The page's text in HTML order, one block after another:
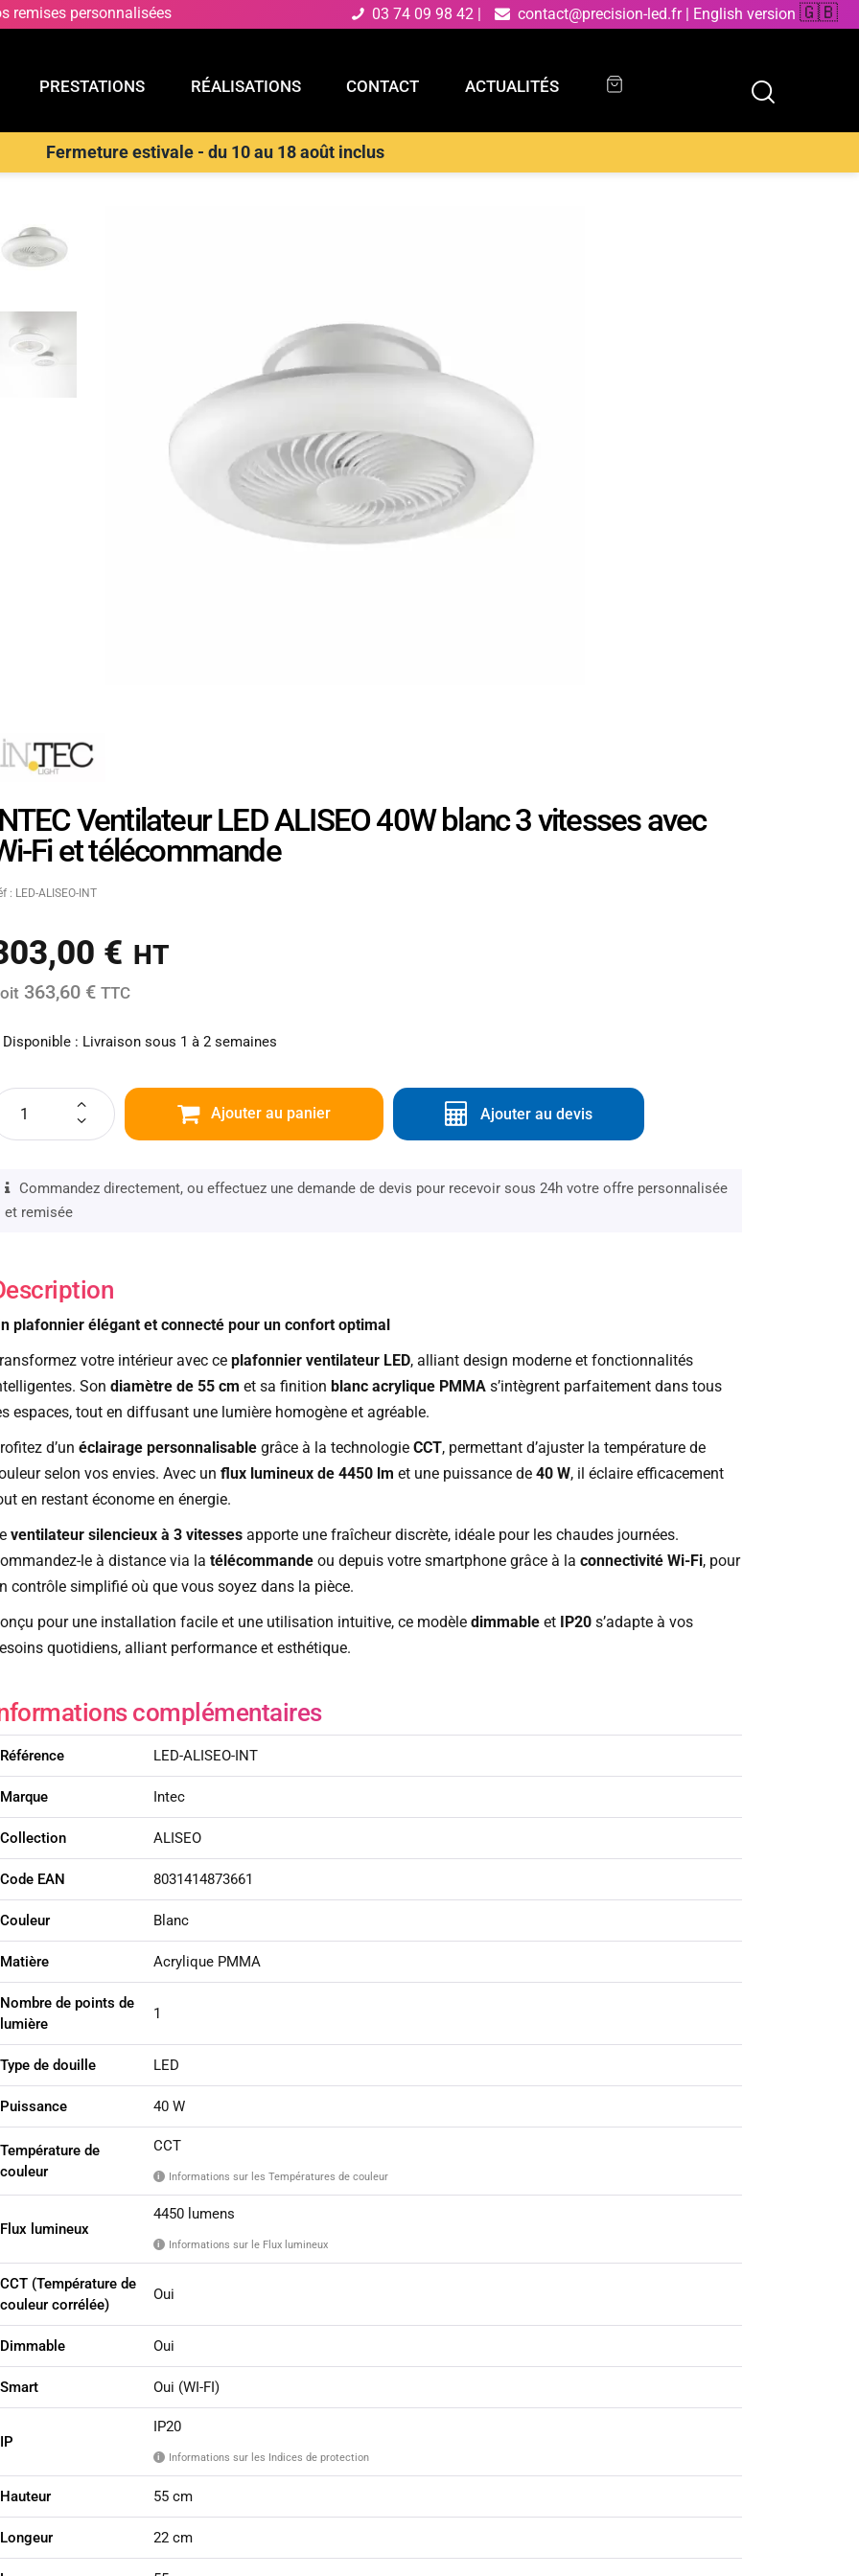
remises personnalisées 03 74 09 98 42 | contact@precision-led.fr | English version 🇬🇧
PRESTATIONS RÉALISATIONS CONTACT ACTUALITÉS
Fermeture estivale - du 10 au 18 août inclus
PRESTATIONS RÉALISATIONS CONTACT
Plafonnier avec ventilateur> INTEC Ventilateur LED ALISEO 40W blanc 3 vitesses avec Wi-Fi et télécommande
Ventilateur LED ALISEO 40W blanc 3 vitesses avec
Fi et télécommande
: LED-ALISEO-INT
€ HT
363,60 € TTC
Disponible : Livraison sous 1 à 2 semaines
Ajouter au panier Ajouter au devis
Commandez directement, ou effectuez une demande de devis pour recevoir sous 24h votre offre personnalisée
et remisée
plafonnier élégant et connecté pour un confort optimal
votre intérieur avec ce plafonnier ventilateur LED, alliant design moderne et fonctionnalités
Son diamètre de 55 cm et sa finition blanc acrylique PMMAs’intègrent parfaitement dans tous
espaces, tout en diffusant une lumière homogène et agréable.
d’un éclairage personnalisablegrâce à la technologie CCT, permettant d’ajuster la température de
selon vos envies. Avec un flux lumineux de 4450 lm et une puissance de 40 W, il éclaire efficacement
en restant économe en énergie.
ventilateur silencieux à 3 vitessesapporte une fraîcheur discrète, idéale pour les chaudes journées.
le à distance via la télécommandeou depuis votre smartphone grâce à la connectivité Wi-Fi, pour
contrôle simplifié où que vous soyez dans la pièce.
pour une installation facile et une utilisation intuitive, ce modèle dimmableet IP20s’adapte à vos
quotidiens, alliant performance et esthétique.
complémentaires
Référence LED-ALISEO-INT
Marque Intec
Collection ALISEO
Code EAN 8031414873661
Couleur Blanc
Matière Acrylique PMMA
Nombre de points de
lumière
1
Type de douille LED
Puissance 40 W
Température de
couleur
CCT
i Informations sur les Températures de couleur
Flux lumineux
4450 lumens
i Informations sur le Flux lumineux
CCT (Température de
couleur corrélée)
Oui
Dimmable Oui
Smart Oui (WI-FI)
IP
IP20
i Informations sur les Indices de protection
Hauteur 55 cm
Longeur 22 cm